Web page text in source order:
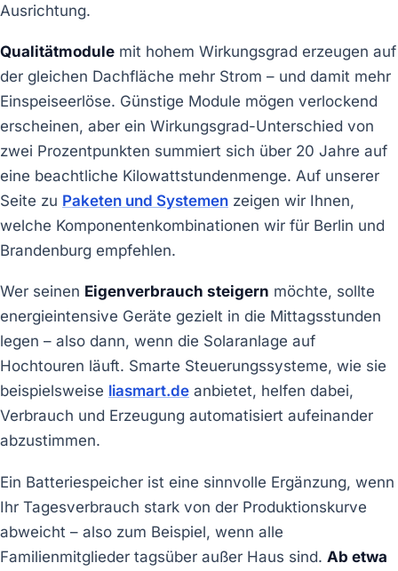
Ausrichtung.
Qualitätmodule mit hohem Wirkungsgrad erzeugen auf
der gleichen Dachfläche mehr Strom – und damit mehr
Einspeiseerlöse. Günstige Module mögen verlockend
erscheinen, aber ein Wirkungsgrad-Unterschied von
zwei Prozentpunkten summiert sich über 20 Jahre auf
eine beachtliche Kilowattstundenmenge. Auf unserer
Seite zu Paketen und Systemen zeigen wir Ihnen,
welche Komponentenkombinationen wir für Berlin und
Brandenburg empfehlen.
Wer seinen Eigenverbrauch steigern möchte, sollte
energieintensive Geräte gezielt in die Mittagsstunden
legen – also dann, wenn die Solaranlage auf
Hochtouren läuft. Smarte Steuerungssysteme, wie sie
beispielsweise liasmart.de anbietet, helfen dabei,
Verbrauch und Erzeugung automatisiert aufeinander
abzustimmen.
Ein Batteriespeicher ist eine sinnvolle Ergänzung, wenn
Ihr Tagesverbrauch stark von der Produktionskurve
abweicht – also zum Beispiel, wenn alle
Familienmitglieder tagsüber außer Haus sind. Ab etwa